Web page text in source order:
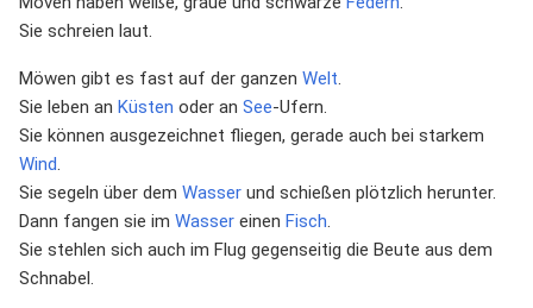
Sie schreien laut.
Möwen gibt es fast auf der ganzen Welt.
Sie leben an Küsten oder an See-Ufern.
Sie können ausgezeichnet fliegen, gerade auch bei starkem
Wind.
Sie segeln über dem Wasser und schießen plötzlich herunter.
Dann fangen sie im Wasser einen Fisch.
Sie stehlen sich auch im Flug gegenseitig die Beute aus dem
Schnabel.